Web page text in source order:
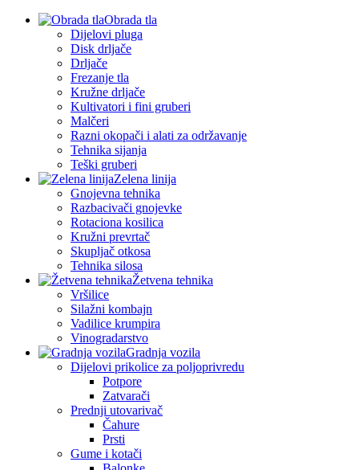
Obrada tla
Dijelovi pluga
Disk drljače
Drljače
Frezanje tla
Kružne drljače
Kultivatori i fini gruberi
Malčeri
Razni okopači i alati za održavanje
Tehnika sijanja
Teški gruberi
Zelena linija
Gnojevna tehnika
Razbacivači gnojevke
Rotaciona kosilica
Kružni prevrtač
Skupljač otkosa
Tehnika silosa
Žetvena tehnika
Vršilice
Silažni kombajn
Vadilice krumpira
Vinogradarstvo
Gradnja vozila
Dijelovi prikolice za poljoprivredu
Potpore
Zatvarači
Prednji utovarivač
Čahure
Prsti
Gume i kotači